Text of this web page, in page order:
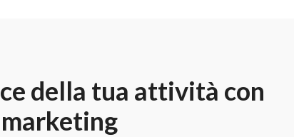
della tua attività con